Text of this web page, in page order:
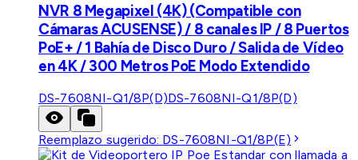
NVR 8 Megapixel (4K) (Compatible con
Cámaras ACUSENSE) / 8 canales IP / 8 Puertos
PoE+ / 1 Bahía de Disco Duro / Salida de Vídeo
en 4K / 300 Metros PoE Modo Extendido
DS-7608NI-Q1/8P(D)DS-7608NI-Q1/8P(D)
Reemplazo sugerido: DS-7608NI-Q1/8P(E)